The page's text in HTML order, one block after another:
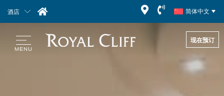
酒店 简体中文
现在预订